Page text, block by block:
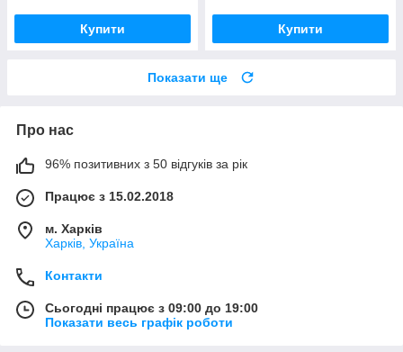
Купити Купити
Показати ще
Про нас
96% позитивних з 50 відгуків за рік
Працює з 15.02.2018
м. Харків
Харків, Україна
Контакти
Сьогодні працює з 09:00 до 19:00
Показати весь графік роботи